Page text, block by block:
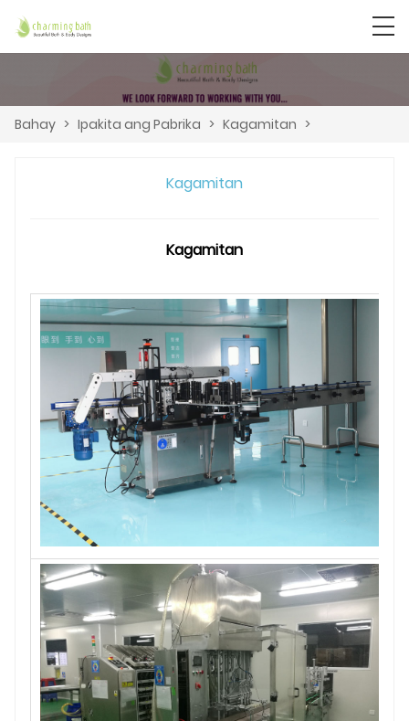
Bahay > Ipakita ang Pabrika > Kagamitan >
Kagamitan
Kagamitan